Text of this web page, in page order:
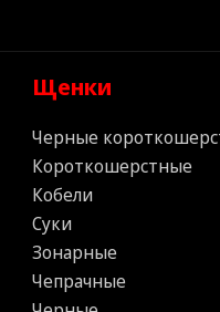
Щенки
Черные
Короткошерстные
Кобели
Суки
Зонарные
Чепрачные